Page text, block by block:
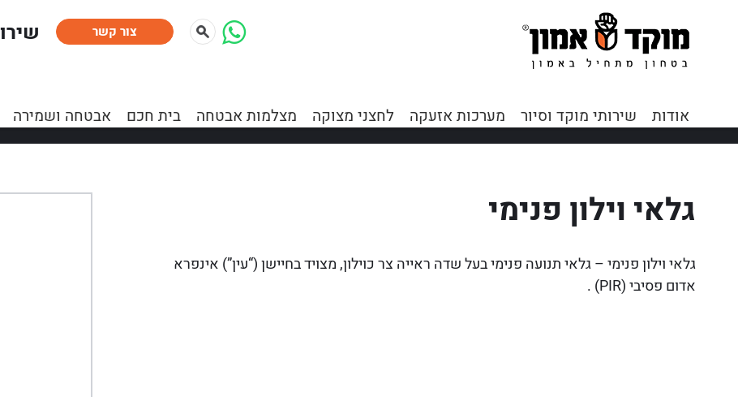
אודות שירותי מוקד וסיור מערכות אזעקה לחצני מצוקה מצלמות אבטחה בית חכם אבטחה ושמירה
צור קשר
מערכות אזעקה/
גלאי וילון פנימי
גלאי וילון פנימי – גלאי תנועה פנימי בעל שדה ראייה צר כוילון, מצויד בחיישן (“עין”) אינפרא
אדום פסיבי (PIR) .